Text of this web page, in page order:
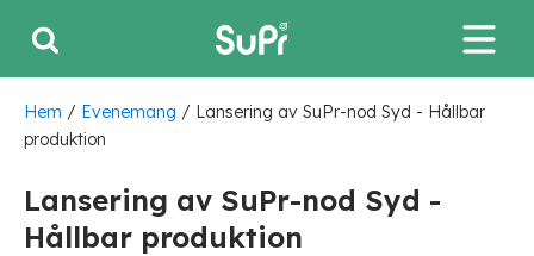
Hem / Evenemang / Lansering av SuPr-nod Syd - Hållbar
produktion
Lansering av SuPr-nod Syd -
Hållbar produktion